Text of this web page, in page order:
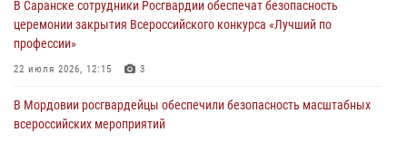
В Саранске сотрудники Росгвардии задержали дебошира,
повредившего имущество в кафе
06 августа 2026, 07:03
незамедлительно
05 августа 2026, 15:04
В Саранске сотрудники Росгвардии обеспечат безопасность
церемонии закрытия Всероссийского конкурса «Лучший по
профессии»
22 июля 2026, 12:15 3
В Мордовии росгвардейцы обеспечили безопасность масштабных
всероссийских мероприятий